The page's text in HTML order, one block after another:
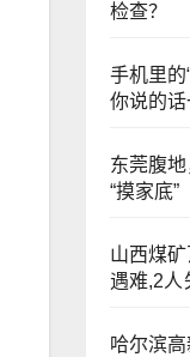
检查？
手机里的
你说的话
东莞腹
“摸家底”
山西煤
遇难,2人
哈尔滨